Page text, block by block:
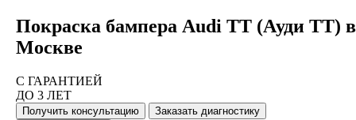
Покраска бампера Audi TT (Ауди ТТ) в
Москве
С ГАРАНТИЕЙ
ДО 3 ЛЕТ
Получить консультацию
Заказать диагностику